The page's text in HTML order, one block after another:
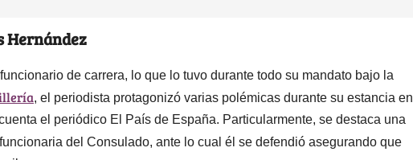
Hernández
de carrera, lo que lo tuvo durante todo su mandato bajo la
, el periodista protagonizó varias polémicas durante su estancia en
el periódico El País de España. Particularmente, se destaca una
del Consulado, ante lo cual él se defendió asegurando que